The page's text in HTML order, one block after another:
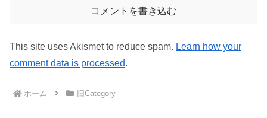
コメントを書き込む
This site uses Akismet to reduce spam. Learn how your
comment data is processed.
ホーム 旧Category